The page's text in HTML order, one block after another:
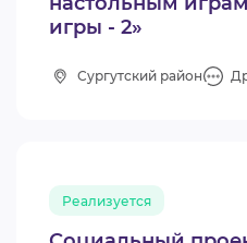
игры - 2»
Сургутский район
Реализуется